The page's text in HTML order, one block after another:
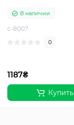
В наличии
c-8007
0
1187₴
Купить